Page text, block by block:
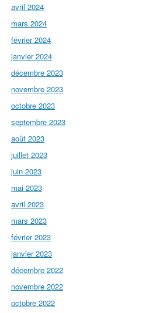
avril 2024
mars 2024
février 2024
janvier 2024
décembre 2023
novembre 2023
octobre 2023
septembre 2023
août 2023
juillet 2023
juin 2023
mai 2023
avril 2023
mars 2023
février 2023
janvier 2023
décembre 2022
novembre 2022
octobre 2022